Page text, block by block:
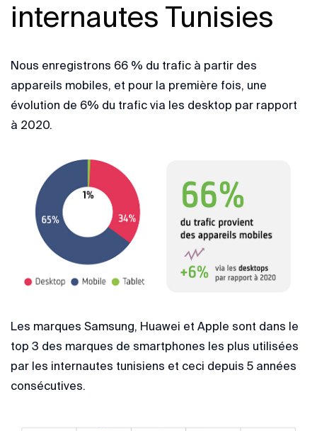
internautes Tunisies
Nous enregistrons 66 % du trafic à partir des
appareils mobiles, et pour la première fois, une
évolution de 6% du trafic via les desktop par rapport
à 2020.
Les marques Samsung, Huawei et Apple sont dans le
top 3 des marques de smartphones les plus utilisées
par les internautes tunisiens et ceci depuis 5 années
consécutives.